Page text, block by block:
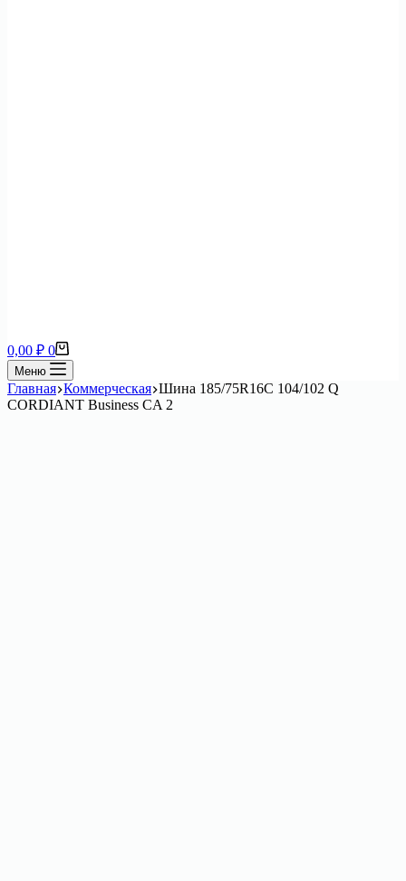
Корзина
0,00 ₽ 0
Меню
Главная Коммерческая Шина 185/75R16C 104/102 Q
CORDIANT Business CA 2